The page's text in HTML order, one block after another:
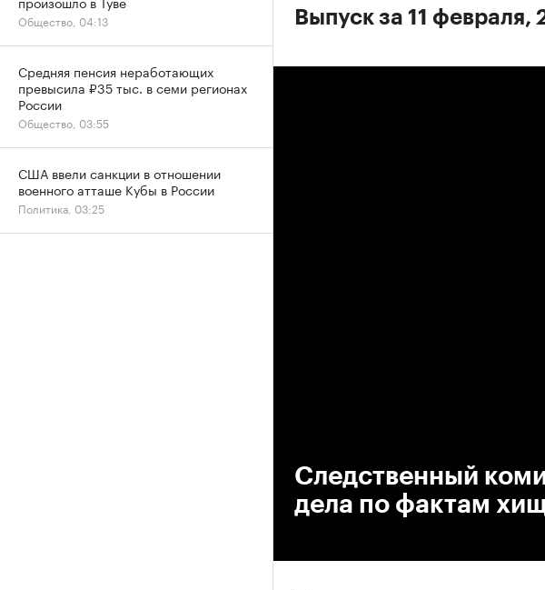
Выпуск за 11 февраля,
Следственный
дела по фактам
Общество, 04:13
Средняя пенсия неработающих
превысила ₽35 тыс. в семи регионах
России
Общество, 03:55
США ввели санкции в отношении
военного атташе Кубы в России
Политика, 03:25